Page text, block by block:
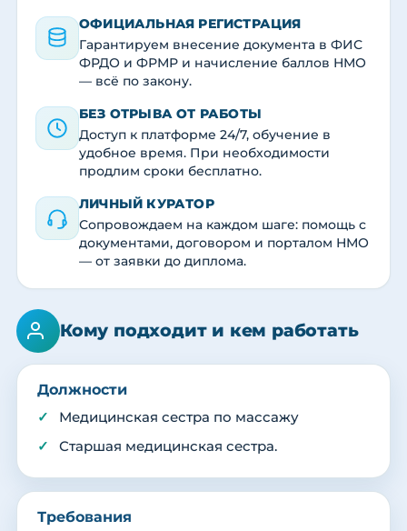
ОФИЦИАЛЬНАЯ РЕГИСТРАЦИЯ
Гарантируем внесение документа в ФИС
ФРДО и ФРМР и начисление баллов НМО
— всё по закону.
БЕЗ ОТРЫВА ОТ РАБОТЫ
Доступ к платформе 24/7, обучение в
удобное время. При необходимости
продлим сроки бесплатно.
ЛИЧНЫЙ КУРАТОР
Сопровождаем на каждом шаге: помощь с
документами, договором и порталом НМО
— от заявки до диплома.
Кому подходит и кем работать
Должности
Медицинская сестра по массажу
Старшая медицинская сестра.
Требования